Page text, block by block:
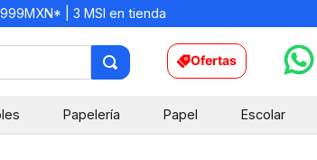
| 3 MSI en tienda
Ofertas
Papelería Papel Escolar